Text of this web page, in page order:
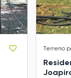
Terreno